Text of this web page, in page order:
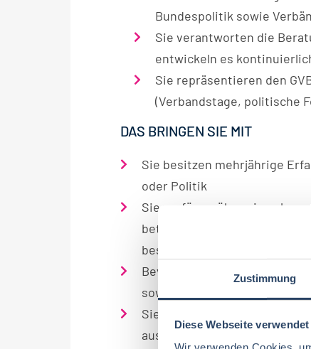
Zustimmung
Diese Webseite
Bundespolitik sowie
Sie verantworten die
entwickeln es
Sie repräsentieren den
(Verbandstage, politische
DAS BRINGEN SIE MIT
Sie besitzen mehrjährige
oder Politik
Sie verfügen über ein sehr
betriebswirtschaftliche
besitzen Kenntnisse im
Bevorzugt haben Sie
sowie Gremienarbeit
Sie sind eine überzeugende
ausgezeichneten